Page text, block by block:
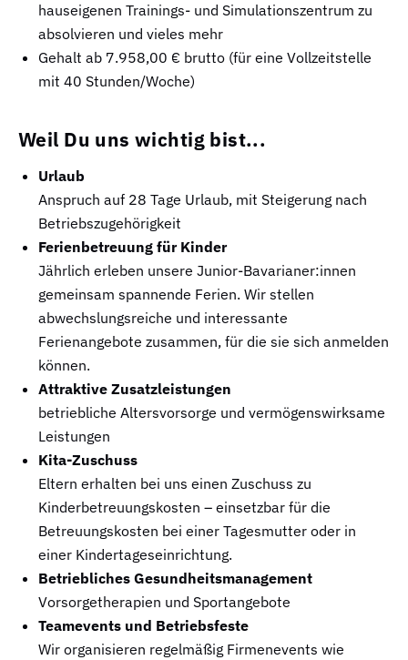
hauseigenen Trainings- und Simulationszentrum zu
absolvieren und vieles mehr
Gehalt ab 7.958,00 € brutto (für eine Vollzeitstelle
mit 40 Stunden/Woche)
Weil Du uns wichtig bist...
Urlaub
Anspruch auf 28 Tage Urlaub, mit Steigerung nach
Betriebszugehörigkeit
Ferienbetreuung für Kinder
Jährlich erleben unsere Junior-Bavarianer:innen
gemeinsam spannende Ferien. Wir stellen
abwechslungsreiche und interessante
Ferienangebote zusammen, für die sie sich anmelden
können.
Attraktive Zusatzleistungen
betriebliche Altersvorsorge und vermögenswirksame
Leistungen
Kita-Zuschuss
Eltern erhalten bei uns einen Zuschuss zu
Kinderbetreuungskosten – einsetzbar für die
Betreuungskosten bei einer Tagesmutter oder in
einer Kindertageseinrichtung.
Betriebliches Gesundheitsmanagement
Vorsorgetherapien und Sportangebote
Teamevents und Betriebsfeste
Wir organisieren regelmäßig Firmenevents wie